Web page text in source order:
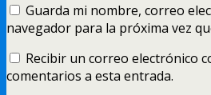
Guarda mi nombre, correo
navegador para la próxima vez
Recibir un correo electrónico
comentarios a esta entrada.